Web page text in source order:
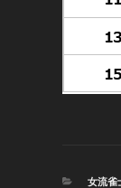
カ
女流雀